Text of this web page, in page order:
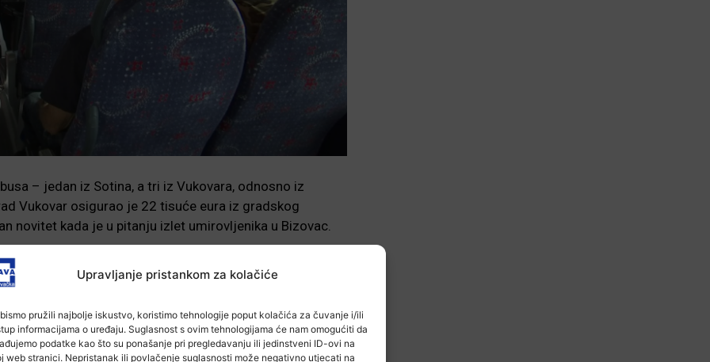
Upravljanje pristankom za kolačiće
pružili najbolje iskustvo, koristimo tehnologije poput kolačića za čuvanje i/ili
informacijama o uređaju. Suglasnost s ovim tehnologijama će nam omogućiti da
podatke kao što su ponašanje pri pregledavanju ili jedinstveni ID-ovi na
web stranici. Nepristanak ili povlačenje suglasnosti može negativno utjecati na
– jedan iz Sotina, a tri iz Vukovara, odnosno iz
Vukovar osigurao je 22 tisuće eura iz gradskog
novitet kada je u pitanju izlet umirovljenika u Bizovac.
odlaska u Bizovačke toplice tijekom hladnih
mogli biti u zatvorenim bazenima. I tako im
vrućina, tako tijekom i ovih hladnijih dana”- istaknuo